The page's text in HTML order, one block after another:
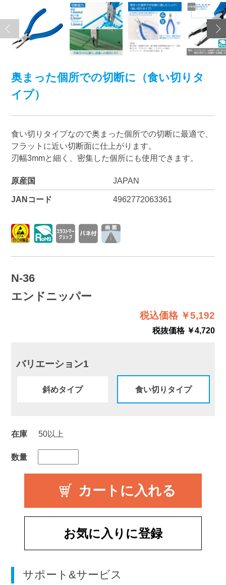
奥まった個所での切断に（食い切りタ
イプ）
食い切りタイプなので奥まった個所での切断に最適で、
フラットに近い切断面に仕上がります。
刃幅3mmと細く、密集した個所にも使用できます。
原産国 JAPAN
JANコード 4962772063361
N-36
エンドニッパー
税込価格 ￥5,192
税抜価格 ￥4,720
バリエーション1
斜めタイプ 食い切りタイプ
在庫 50以上
数量
お気に入りに登録
サポート&サービス